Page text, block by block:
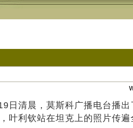
日清晨，莫斯科广播电台播
叶利钦站在坦克上的照片传